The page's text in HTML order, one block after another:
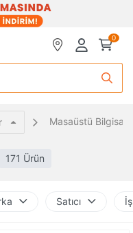
0
Masaüstü
171 Ürün
Satıcı